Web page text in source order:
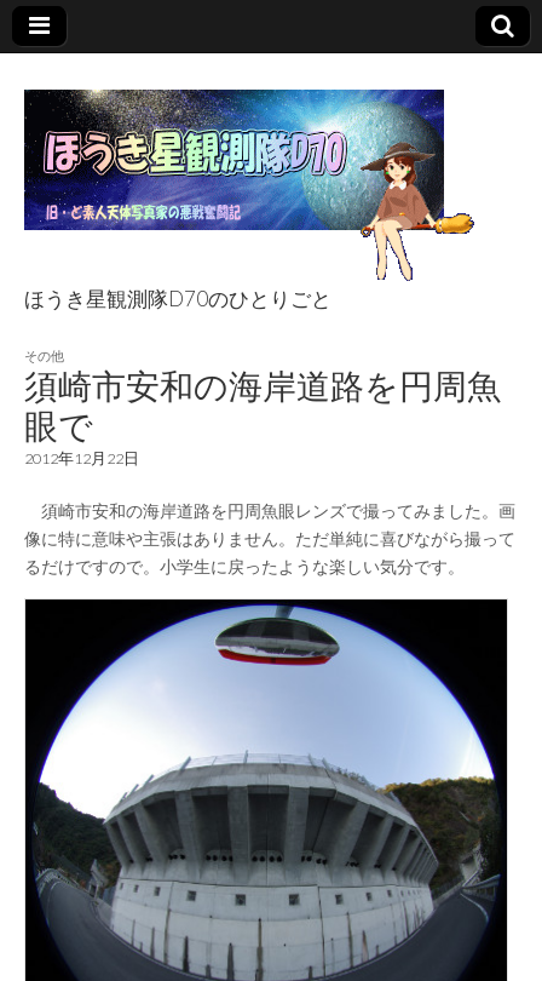
ほうき星観測隊
D70のひとりごと
ほうき星観測隊D70のひとりごと
その他
須崎市安和の海岸道路を円周魚
眼で
2012年12月22日
須崎市安和の海岸道路を円周魚眼レンズで撮ってみました。画
像に特に意味や主張はありません。ただ単純に喜びながら撮って
るだけですので。小学生に戻ったような楽しい気分です。